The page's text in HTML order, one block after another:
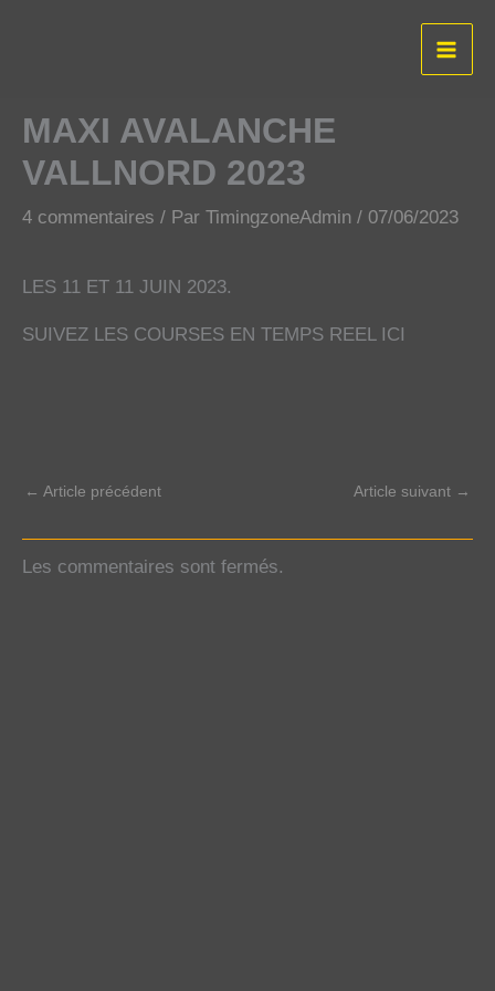
MAXI AVALANCHE
VALLNORD 2023
4 commentaires / Par TimingzoneAdmin / 07/06/2023
LES 11 ET 11 JUIN 2023.
SUIVEZ LES COURSES EN TEMPS REEL ICI
← Article précédent Article suivant →
Les commentaires sont fermés.